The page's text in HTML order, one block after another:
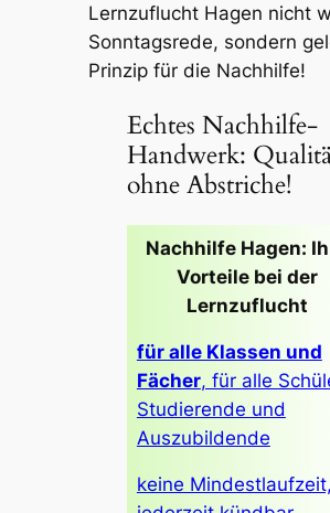
Lernzuflucht Hagen nicht
Sonntagsrede, sondern
Prinzip für die Nachhilfe!
Echtes Nachhilfe-
Handwerk:
ohne Abstriche!
Nachhilfe Hagen:
Vorteile bei der
Lernzuflucht
für alle Klassen und
Fächer, für alle
Studierende und
Auszubildende
keine Mindestlaufzeit,